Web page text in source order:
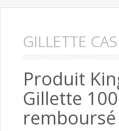
GILLETTE
Produit
Gillette
remboursé